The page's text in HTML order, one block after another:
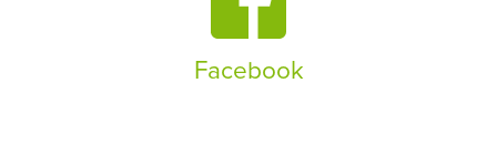
Facebook